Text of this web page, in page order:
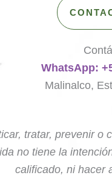
WhatsApp:
Malinalco,
tratar, prevenir
no tiene la
calificado, ni hacer